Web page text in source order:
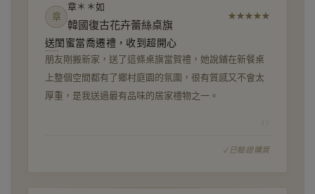
章
章＊＊如
韓國復古花卉蕾絲桌旗
★★★★★
送閨蜜當喬遷禮，收到超開心
朋友剛搬新家，送了這條桌旗當賀禮，她說鋪在新餐桌
上整個空間都有了鄉村庭園的氛圍，很有質感又不會太
厚重，是我送過最有品味的居家禮物之一。
已驗證購買